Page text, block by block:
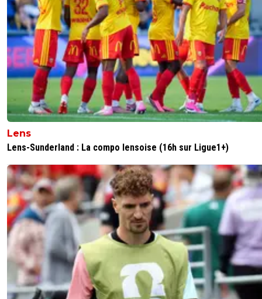
Lens
Lens-Sunderland : La compo lensoise (16h sur Ligue1+)